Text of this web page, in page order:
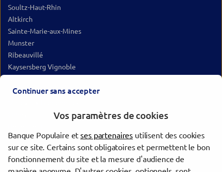
Soultz-Haut-Rhin
Altkirch
Sainte-Marie-aux-Mines
Munster
Ribeauvillé
Kaysersberg Vignoble
Sierentz
Dannemarie
Saint-Amarin
Neuf-Brisach
Continuer sans accepter
Vos paramètres de cookies
Banque Populaire etses partenaires utilisent des cookies
sur ce site. Certains sont obligatoires et permettent le bon
fonctionnement du site et la mesure d'audience de